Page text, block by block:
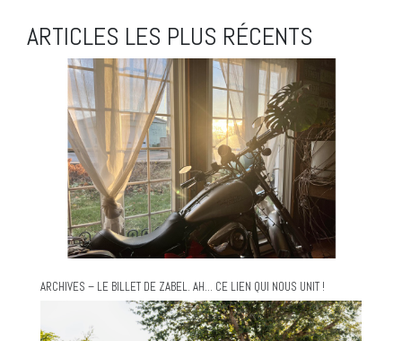
ARTICLES LES PLUS RÉCENTS
ARCHIVES – LE BILLET DE ZABEL. AH… CE LIEN QUI NOUS UNIT !